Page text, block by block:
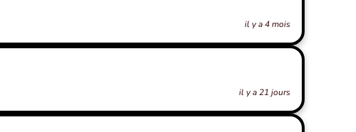
il y a 4 mois
il y a 21 jours